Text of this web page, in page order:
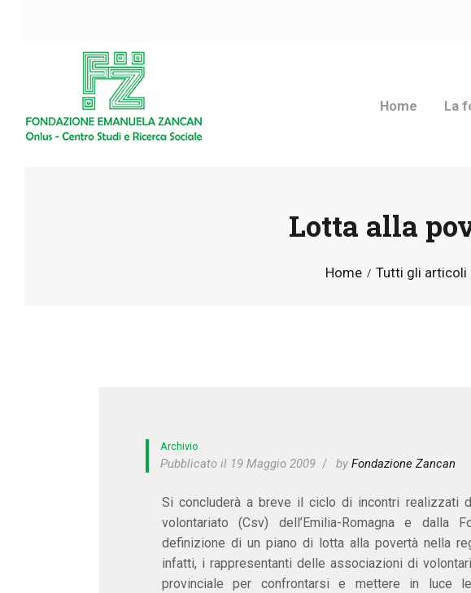
Home La
Lotta alla
Home Tutti gli articoli
Archivio
Pubblicato il 19 Maggio 2009 byFondazione Zancan
Si concluderà a breve il ciclo di incontri realizzati
volontariato (Csv) dell’Emilia-Romagna e dalla
definizione di un piano di lotta alla povertà nella
infatti, i rappresentanti delle associazioni di
provinciale per confrontarsi e mettere in luce